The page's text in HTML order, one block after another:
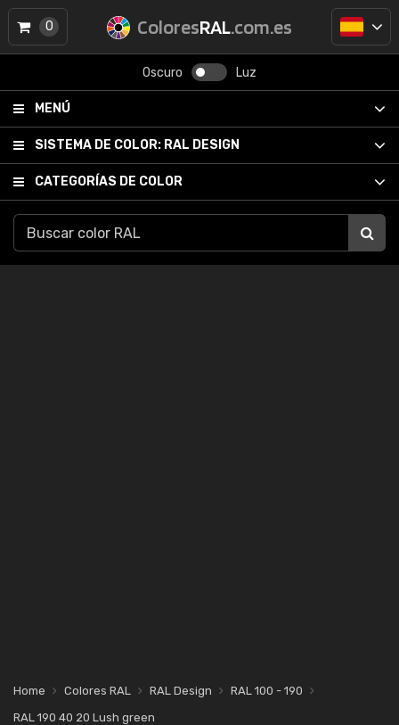
ColoresRAL.com.es
Oscuro Luz
MENÚ
SISTEMA DE COLOR: RAL DESIGN
CATEGORÍAS DE COLOR
0
Home Colores RAL RAL Design
RAL 100 - 190
RAL 190 40 20 Lush green